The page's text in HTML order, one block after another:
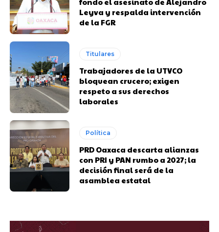
Leyva y respalda intervención
de la FGR
Titulares
Trabajadores de la UTVCO
bloquean crucero; exigen
respeto a sus derechos
laborales
Política
PRD Oaxaca descarta alianzas
con PRI y PAN rumbo a 2027; la
decisión final será de la
asamblea estatal